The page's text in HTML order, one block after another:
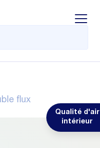
Qualité d'air
intérieur
flux